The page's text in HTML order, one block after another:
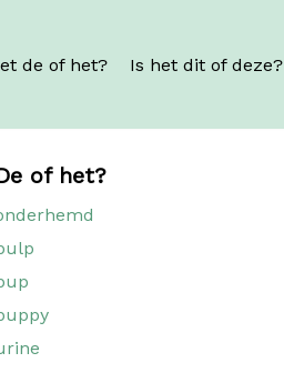
de of het? Is het dit of deze?
of het?